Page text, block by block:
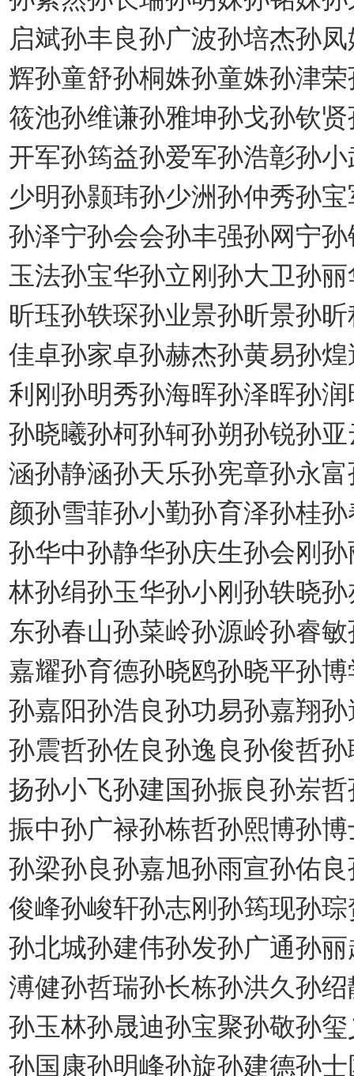
启斌孙丰良孙广波孙培杰孙
辉孙童舒孙桐姝孙童姝孙津
筱池孙维谦孙雅坤孙戈孙钦
开军孙筠益孙爱军孙浩彰孙
少明孙颢玮孙少洲孙仲秀孙
孙泽宁孙会会孙丰强孙网宁
玉法孙宝华孙立刚孙大卫孙
昕珏孙轶琛孙业景孙昕景孙
佳卓孙家卓孙赫杰孙黄易孙
利刚孙明秀孙海晖孙泽晖孙
孙晓曦孙柯孙轲孙朔孙锐孙
涵孙静涵孙天乐孙宪章孙永
颜孙雪菲孙小勤孙育泽孙桂
孙华中孙静华孙庆生孙会刚
林孙绢孙玉华孙小刚孙轶晓
东孙春山孙菜岭孙源岭孙睿
嘉耀孙育德孙晓鸥孙晓平孙
孙嘉阳孙浩良孙功易孙嘉翔
孙震哲孙佐良孙逸良孙俊哲
扬孙小飞孙建国孙振良孙岽
振中孙广禄孙栋哲孙熙博孙
孙梁孙良孙嘉旭孙雨宣孙佑
俊峰孙峻轩孙志刚孙筠现孙
孙北城孙建伟孙发孙广通孙
溥健孙哲瑞孙长栋孙洪久孙
孙玉林孙晟迪孙宝聚孙敬孙
孙国康孙明峰孙旋孙建德孙